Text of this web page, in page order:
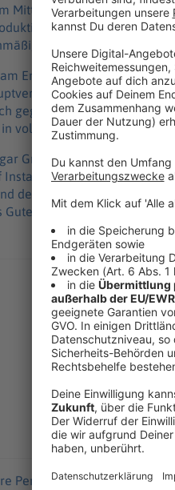
Mitternacht endet die fast
Milan
und war schon Ende
Ende einer
des
gegen äußere
volatilen Zeiten strategisch
Grüße vom Premium-
an den
den guten Austausch mit
für Deine Zukunft. Zu
Personalie wurde vor dem